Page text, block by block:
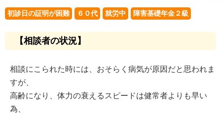
初診日の証明が困難 ６０代 就労中 障害基礎年金２級
【相談者の状況】
相談にこられた時には、おそらく病気が原因だと思われま
すが、
高齢になり、体力の衰えるスピードは健常者よりも早い
為、